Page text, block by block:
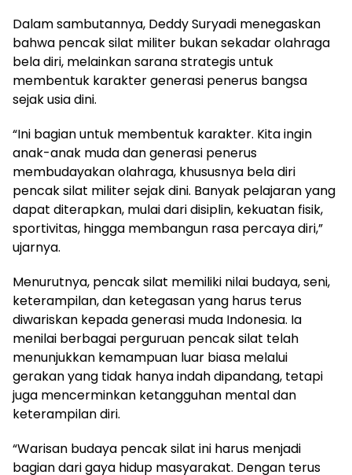
Dalam sambutannya, Deddy Suryadi menegaskan
bahwa pencak silat militer bukan sekadar olahraga
bela diri, melainkan sarana strategis untuk
membentuk karakter generasi penerus bangsa
sejak usia dini.
“Ini bagian untuk membentuk karakter. Kita ingin
anak-anak muda dan generasi penerus
membudayakan olahraga, khususnya bela diri
pencak silat militer sejak dini. Banyak pelajaran yang
dapat diterapkan, mulai dari disiplin, kekuatan fisik,
sportivitas, hingga membangun rasa percaya diri,”
ujarnya.
Menurutnya, pencak silat memiliki nilai budaya, seni,
keterampilan, dan ketegasan yang harus terus
diwariskan kepada generasi muda Indonesia. Ia
menilai berbagai perguruan pencak silat telah
menunjukkan kemampuan luar biasa melalui
gerakan yang tidak hanya indah dipandang, tetapi
juga mencerminkan ketangguhan mental dan
keterampilan diri.
“Warisan budaya pencak silat ini harus menjadi
bagian dari gaya hidup masyarakat. Dengan terus